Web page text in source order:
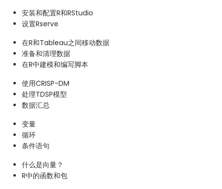
安装和配置R和RStudio
设置Rserve
在R和Tableau之间移动数据
准备和清理数据
在R中建模和编写脚本
使用CRISP-DM
处理TDSP模型
数据汇总
变量
循环
条件语句
什么是向量？
R中的函数和包